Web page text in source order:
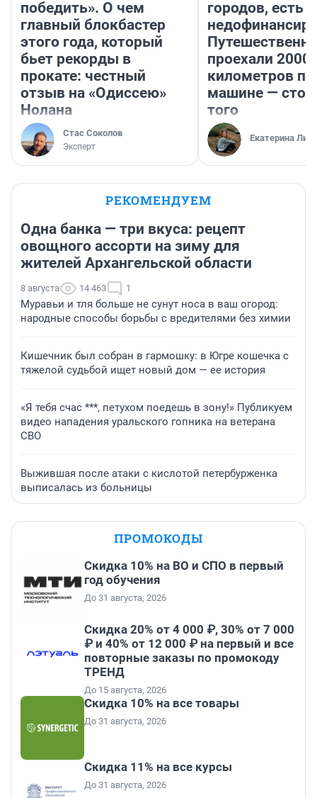
победить». О чем
главный блокбастер
этого года, который
бьет рекорды в
прокате: честный
отзыв на «Одиссею»
Нолана
Стас Соколов
Эксперт
городов, есть
проехали 2000
километров по
машине —
того
Екатерина
РЕКОМЕНДУЕМ
Одна банка — три вкуса: рецепт
овощного ассорти на зиму для
жителей Архангельской области
8 августа 14 463 1
Муравьи и тля больше не сунут носа в ваш огород:
народные способы борьбы с вредителями без химии
Кишечник был собран в гармошку: в Югре кошечка с
тяжелой судьбой ищет новый дом — ее история
«Я тебя счас ***, петухом поедешь в зону!» Публикуем
видео нападения уральского гопника на ветерана
СВО
Выжившая после атаки с кислотой петербурженка
выписалась из больницы
ПРОМОКОДЫ
Скидка 10% на ВО и СПО в первый
год обучения
До 31 августа, 2026
Скидка 20% от 4 000 ₽, 30% от 7 000
₽ и 40% от 12 000 ₽ на первый и все
повторные заказы по промокоду
ТРЕНД
До 15 августа, 2026
Скидка 10% на все товары
До 31 августа, 2026
Скидка 11% на все курсы
До 31 августа, 2026